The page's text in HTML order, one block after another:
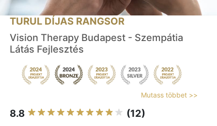
TURUL DÍJAS RANGSOR
Vision Therapy Budapest - Szempátia
Látás Fejlesztés
Mutass többet >>
8.8 (12)